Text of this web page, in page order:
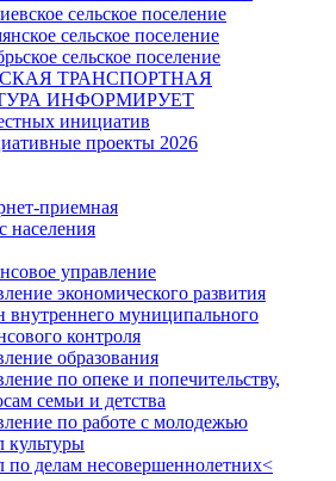
сельское поселение
сельское поселение
сельское поселение
ТРАНСПОРТНАЯ
ИНФОРМИРУЕТ
инициатив
проекты 2026
приемная
населения
управление
экономического развития
внутреннего муниципального
контроля
образования
по опеке и попечительству,
семьи и детства
по работе с молодежью
культуры
по делам несовершеннолетних<